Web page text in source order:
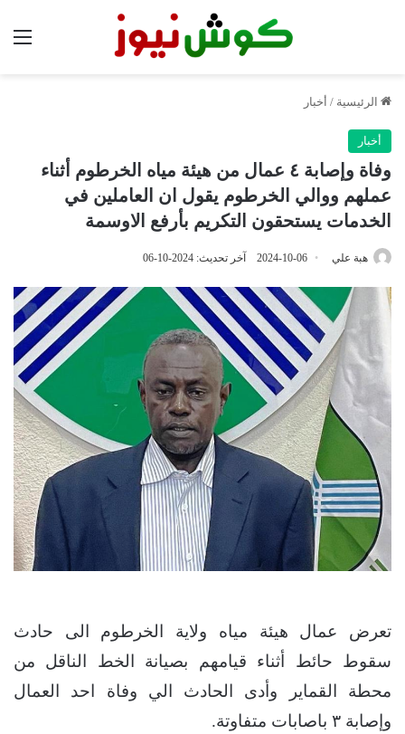
الرئيسية / أخبار
أخبار
وفاة وإصابة ٤ عمال من هيئة مياه الخرطوم أثناء
عملهم ووالي الخرطوم يقول ان العاملين في
الخدمات يستحقون التكريم بأرفع الاوسمة
هبة علي 2024-10-06 آخر تحديث: 2024-10-06
تعرض عمال هيئة مياه ولاية الخرطوم الى حادث
سقوط حائط أثناء قيامهم بصيانة الخط الناقل من
محطة القماير وأدى الحادث الي وفاة احد العمال
وإصابة ٣ باصابات متفاوتة.